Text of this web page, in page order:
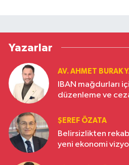
Yazarlar
AV. AHMET BURAK
IBAN mağdurları
düzenleme ve
ŞEREF ÖZATA
Belirsizlikten
yeni ekonomi